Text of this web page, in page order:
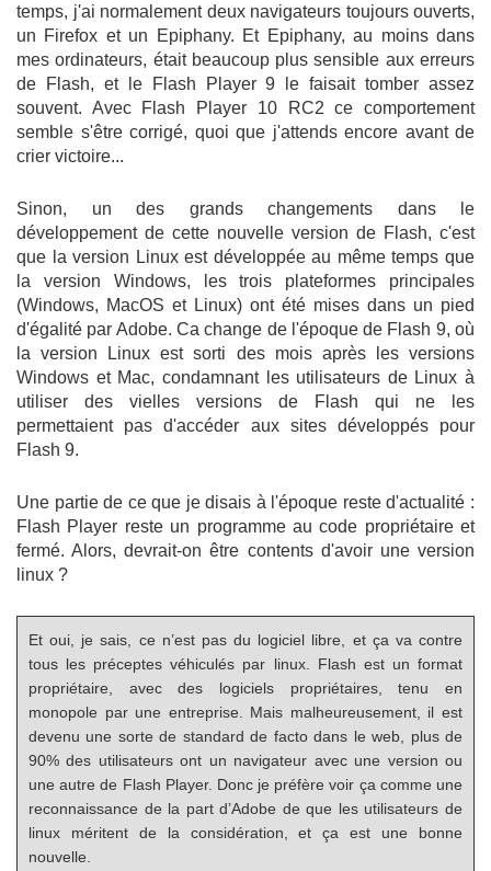
temps, j'ai normalement deux navigateurs toujours ouverts,
un Firefox et un Epiphany. Et Epiphany, au moins dans
mes ordinateurs, était beaucoup plus sensible aux erreurs
de Flash, et le Flash Player 9 le faisait tomber assez
souvent. Avec Flash Player 10 RC2 ce comportement
semble s'être corrigé, quoi que j'attends encore avant de
crier victoire...
Sinon, un des grands changements dans le
développement de cette nouvelle version de Flash, c'est
que la version Linux est développée au même temps que
la version Windows, les trois plateformes principales
(Windows, MacOS et Linux) ont été mises dans un pied
d'égalité par Adobe. Ca change de l'époque de Flash 9, où
la version Linux est sorti des mois après les versions
Windows et Mac, condamnant les utilisateurs de Linux à
utiliser des vielles versions de Flash qui ne les
permettaient pas d'accéder aux sites développés pour
Flash 9.
Une partie de ce que je disais à l'époque reste d'actualité :
Flash Player reste un programme au code propriétaire et
fermé. Alors, devrait-on être contents d'avoir une version
linux ?
Et oui, je sais, ce n’est pas du logiciel libre, et ça va contre
tous les préceptes véhiculés par linux. Flash est un format
propriétaire, avec des logiciels propriétaires, tenu en
monopole par une entreprise. Mais malheureusement, il est
devenu une sorte de standard de facto dans le web, plus de
90% des utilisateurs ont un navigateur avec une version ou
une autre de Flash Player. Donc je préfère voir ça comme une
reconnaissance de la part d’Adobe de que les utilisateurs de
linux méritent de la considération, et ça est une bonne
nouvelle.